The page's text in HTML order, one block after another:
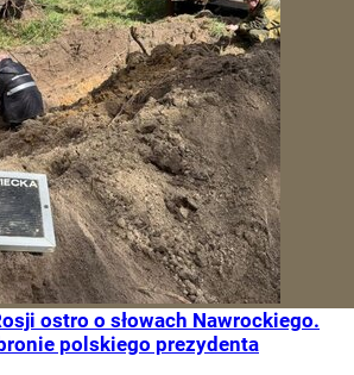
ostro o słowach Nawrockiego.
polskiego prezydenta